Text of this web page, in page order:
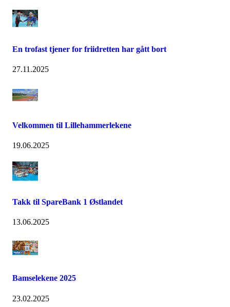
En trofast tjener for friidretten har gått bort
27.11.2025
Velkommen til Lillehammerlekene
19.06.2025
Takk til SpareBank 1 Østlandet
13.06.2025
Bamselekene 2025
23.02.2025